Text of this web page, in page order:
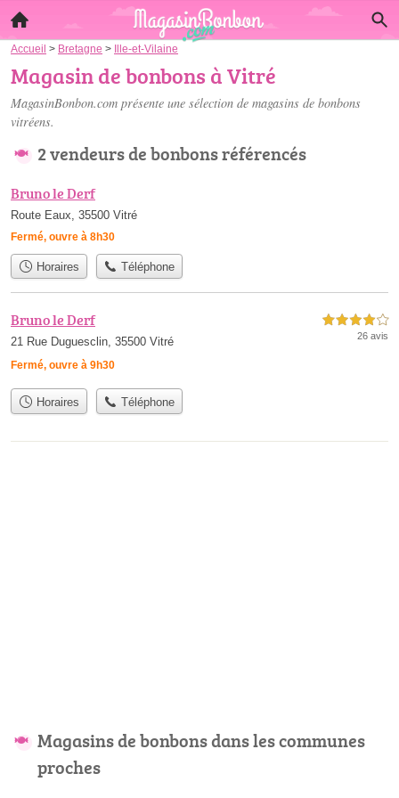
Accueil > Bretagne > Ille-et-Vilaine
Magasin de bonbons à Vitré
MagasinBonbon.com présente une sélection de magasins de bonbons
vitréens.
2 vendeurs de bonbons référencés
Bruno le Derf
Route Eaux, 35500 Vitré
Fermé, ouvre à 8h30
Horaires Téléphone
Bruno le Derf
21 Rue Duguesclin, 35500 Vitré
Fermé, ouvre à 9h30
4,0 étoiles sur 5
26 avis
Horaires Téléphone
Magasins de bonbons dans les communes
proches